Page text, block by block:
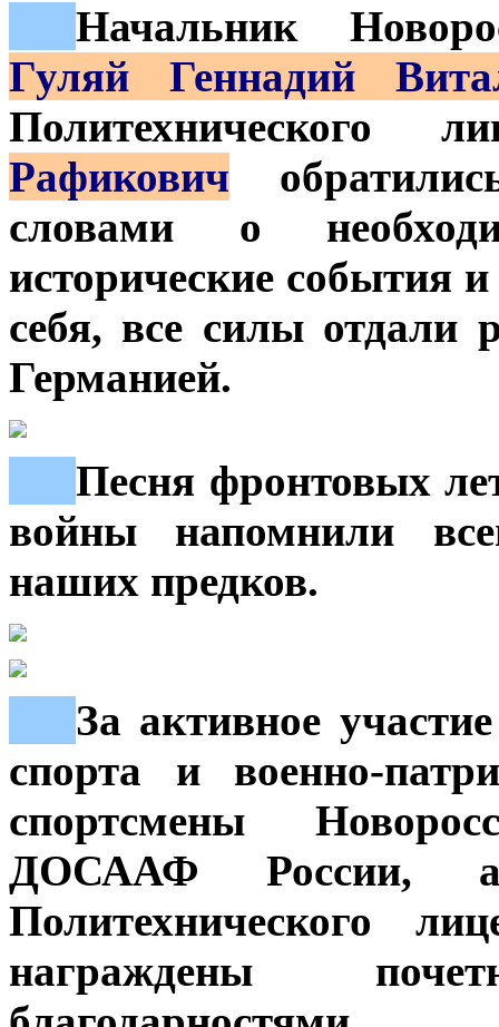
Начальник
Гуляй Геннадий
Политехнического
Рафикович
словами о
исторические события
себя, все силы отдали
Германией.
Песня фронтовых
войны напомнили
наших предков.
За активное
спорта и военно-
спортсмены
ДОСААФ России,
награждены